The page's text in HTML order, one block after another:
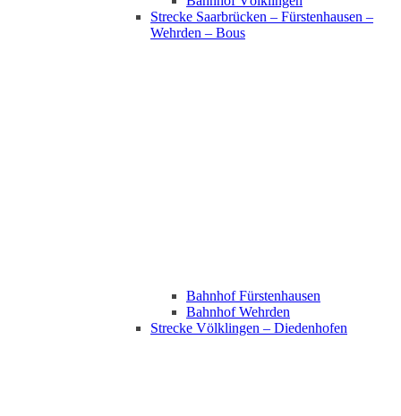
Strecke Saarbrücken – Fürstenhausen –
Wehrden – Bous
Bahnhof Fürstenhausen
Bahnhof Wehrden
Strecke Völklingen – Diedenhofen